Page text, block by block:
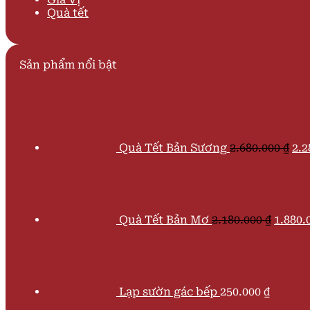
Quà tết
Sản phẩm nổi bật
Quà Tết Bản Sương 2.680.000₫
Quà Tết Bản Mơ 2.180.000₫
Lạp sườn gác bếp 250.000 ₫